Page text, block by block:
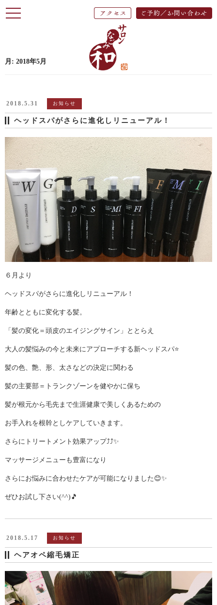
t
e
a
t
i
o
n
月: 2018年5月
2018.5.31 お知らせ
ヘッドスパがさらに進化しリニューアル！
６月より
ヘッドスパがさらに進化しリニューアル！
年齢とともに変化する髪。
「髪の変化＝頭皮のエイジングサイン」ととらえ
大人の髪悩みの今と未来にアプローチする新ヘッドスパ⭐️
髪の色、艶、形、太さなどの決定に関わる
髪の主要部＝トランクゾーンを健やかに保ち
髪が根元から毛先まで生涯健康で美しくあるための
お手入れを根幹としケアしていきます。
さらにトリートメント効果アップ⤴️⤴️✨
マッサージメニューも豊富になり
さらにお悩みに合わせたケアが可能になりました😊✨
ぜひお試し下さい(^^)🎵
2018.5.17 お知らせ
ヘアオペ縮毛矯正